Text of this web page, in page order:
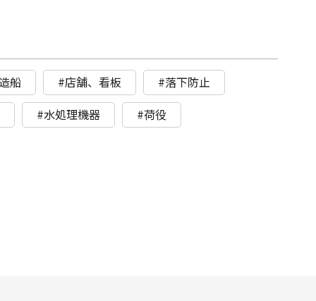
船 #店舗、看板
#落下防止
#水処理機器 #荷役